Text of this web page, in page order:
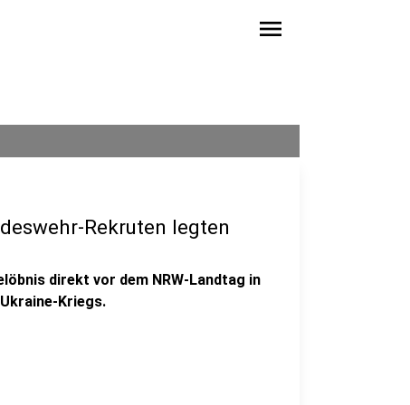
menu
Rekruten legten
direkt vor dem NRW-Landtag in
Kriegs.